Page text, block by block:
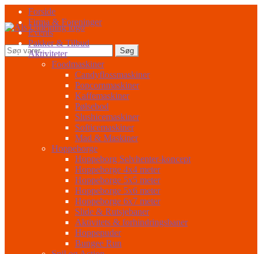
Spring
navigation
Spring
indhold
Søg
efter:
Søg
Forside
Firma & Foreninger
Events
Pakker & Tilbud
Aktiviteter
Foodmaskiner
Candyflossmaskiner
Popcornmaskiner
Kaffemaskiner
Pølsebod
Slushicemaskiner
Softicemaskiner
Mad & Maskiner
Hoppeborge
Hoppeborg Selvhenter-koncept
Hoppeborge 4x4 meter
Hoppeborge 5x5 meter
Hoppeborge 5x6 meter
Hoppeborge 6x7 meter
Slide & Rutsjebaner
Aktivitets & forhindringsbaner
Hoppepuder
Bungee Run